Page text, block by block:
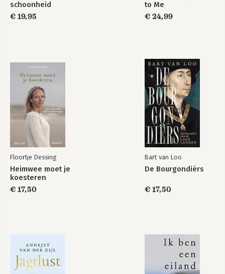
schoonheid
€ 19,95
to Me
€ 24,99
Floortje Dessing
Heimwee moet je
koesteren
€ 17,50
Bart van Loo
De Bourgondiërs
€ 17,50